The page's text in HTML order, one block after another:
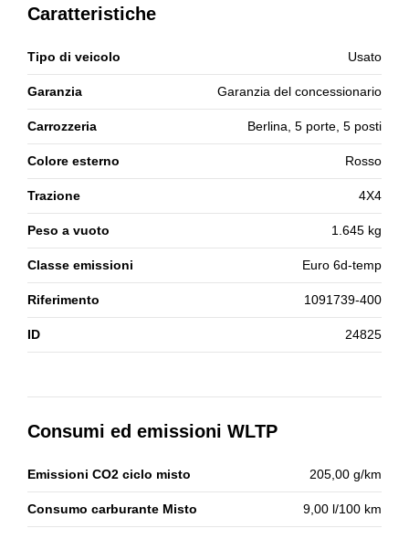
Caratteristiche
Tipo di veicolo Usato
Garanzia Garanzia del concessionario
Carrozzeria Berlina, 5 porte, 5 posti
Colore esterno Rosso
Trazione 4X4
Peso a vuoto 1.645 kg
Classe emissioni Euro 6d-temp
Riferimento 1091739-400
ID 24825
Consumi ed emissioni WLTP
Emissioni CO2 ciclo misto 205,00 g/km
Consumo carburante Misto 9,00 l/100 km